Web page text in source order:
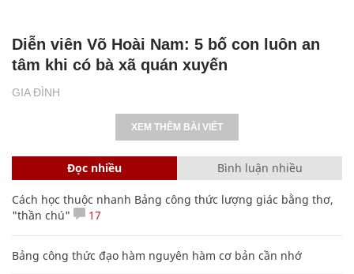
GIA ĐÌNH
Diễn viên Võ Hoài Nam: 5 bố con luôn an
tâm khi có bà xã quán xuyến
XEM THÊM BÀI VIẾT
Đọc nhiều Bình luận nhiều
Cách học thuộc nhanh Bảng công thức lượng giác bằng thơ,
"thần chú"
17
Bảng công thức đạo hàm nguyên hàm cơ bản cần nhớ